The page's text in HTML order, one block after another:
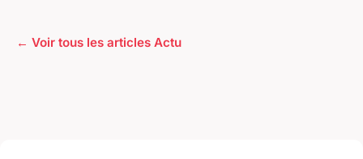
← Voir tous les articles Actu